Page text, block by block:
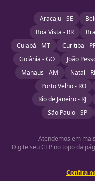
Aracaju - SE
Boa Vista - RR
Cuiabá - MT
Curitiba -
Goiânia - GO
João
Manaus - AM
Natal -
Porto Velho - RO
Rio de Janeiro - RJ
São Paulo - SP
Atendemos em
Digite seu CEP no topo da
Confira